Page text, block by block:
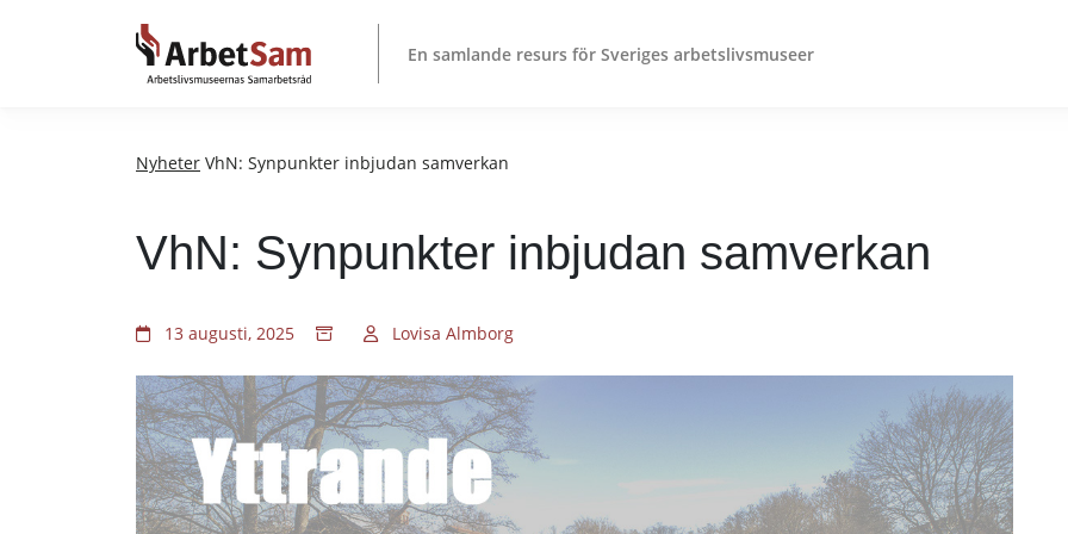
En samlande resurs för Sveriges arbetslivsmuseer
Nyheter VhN: Synpunkter inbjudan samverkan
VhN: Synpunkter inbjudan samverkan
13 augusti, 2025 Lovisa Almborg